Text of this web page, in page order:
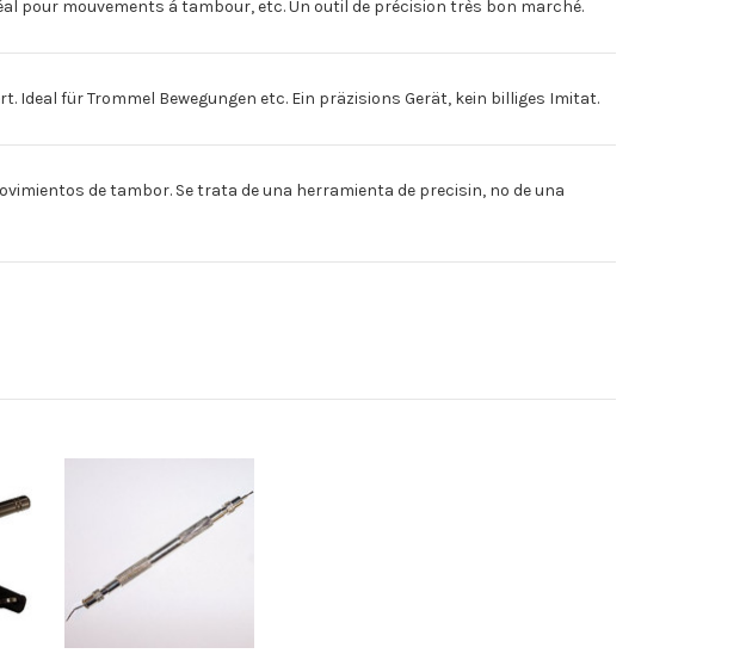
pour mouvements á tambour, etc. Un outil de précision très bon marché.
Ideal für Trommel Bewegungen etc. Ein präzisions Gerät, kein billiges Imitat.
de tambor. Se trata de una herramienta de precisin, no de una